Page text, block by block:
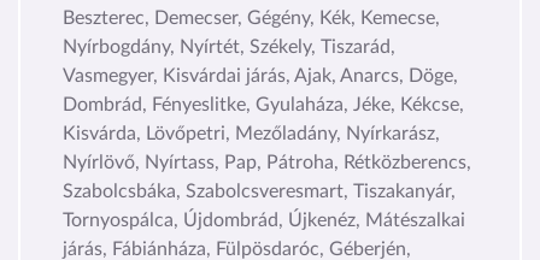
Beszterec, Demecser, Gégény, Kék, Kemecse,
Nyírbogdány, Nyírtét, Székely, Tiszarád,
Vasmegyer, Kisvárdai járás, Ajak, Anarcs, Döge,
Dombrád, Fényeslitke, Gyulaháza, Jéke, Kékcse,
Kisvárda, Lövőpetri, Mezőladány, Nyírkarász,
Nyírlövő, Nyírtass, Pap, Pátroha, Rétközberencs,
Szabolcsbáka, Szabolcsveresmart, Tiszakanyár,
Tornyospálca, Újdombrád, Újkenéz, Mátészalkai
járás, Fábiánháza, Fülpösdaróc, Géberjén,